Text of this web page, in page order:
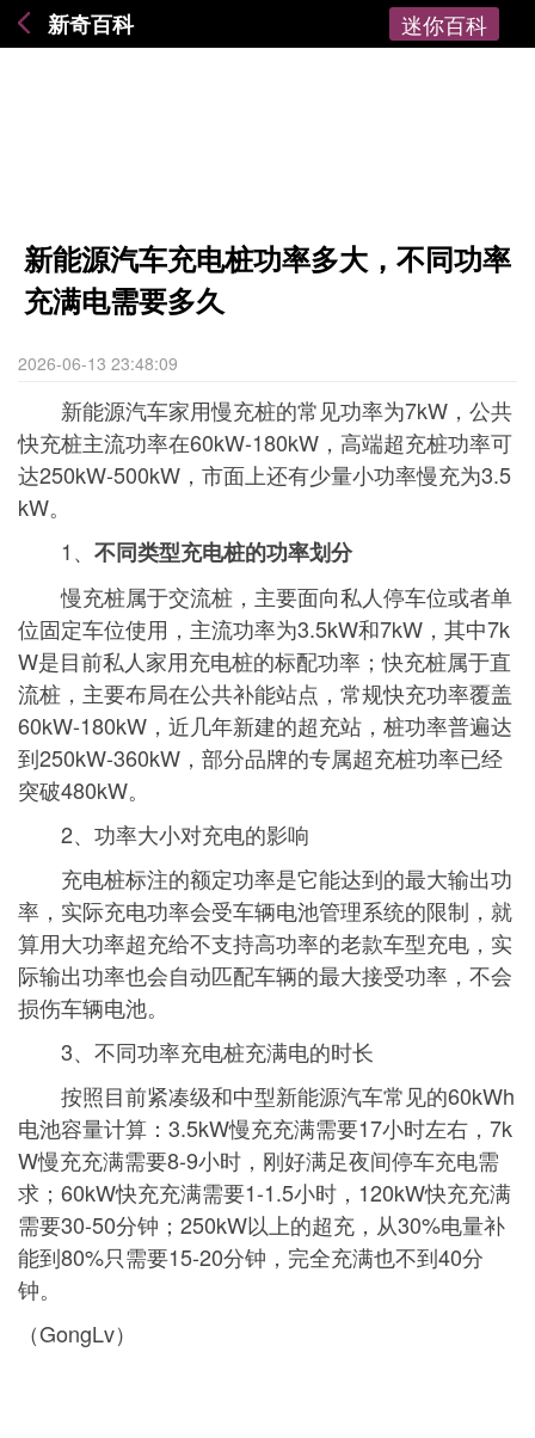
新奇百科 迷你百科
新能源汽车充电桩功率多大，不同功率
充满电需要多久
2026-06-13 23:48:09
新能源汽车家用慢充桩的常见功率为7kW，公共
快充桩主流功率在60kW-180kW，高端超充桩功率可
达250kW-500kW，市面上还有少量小功率慢充为3.5
kW。
1、 不同类型充电桩的功率划分
慢充桩属于交流桩，主要面向私人停车位或者单
位固定车位使用，主流功率为3.5kW和7kW，其中7k
W是目前私人家用充电桩的标配功率；快充桩属于直
流桩，主要布局在公共补能站点，常规快充功率覆盖
60kW-180kW，近几年新建的超充站，桩功率普遍达
到250kW-360kW，部分品牌的专属超充桩功率已经
突破480kW。
2、功率大小对充电的影响
充电桩标注的额定功率是它能达到的最大输出功
率，实际充电功率会受车辆电池管理系统的限制，就
算用大功率超充给不支持高功率的老款车型充电，实
际输出功率也会自动匹配车辆的最大接受功率，不会
损伤车辆电池。
3、不同功率充电桩充满电的时长
按照目前紧凑级和中型新能源汽车常见的60kWh
电池容量计算：3.5kW慢充充满需要17小时左右，7k
W慢充充满需要8-9小时，刚好满足夜间停车充电需
求；60kW快充充满需要1-1.5小时，120kW快充充满
需要30-50分钟；250kW以上的超充，从30%电量补
能到80%只需要15-20分钟，完全充满也不到40分
钟。
（GongLv）